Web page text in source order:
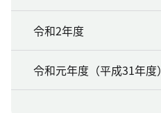
令和2年度
令和元年度（平成31年度）